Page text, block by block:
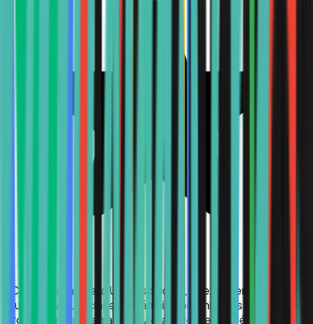
Como alumna de la Universidad Uk, mi experiencia ha sido
muy buena. Las clases están bien organizadas, los
profesores brindan apoyo y el ambiente académico es